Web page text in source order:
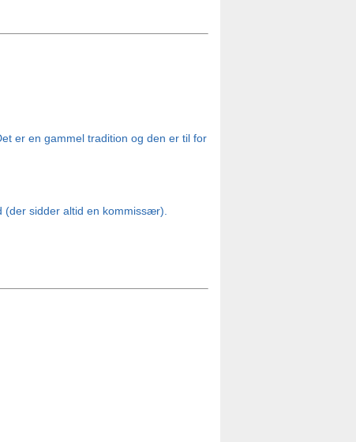
er en gammel tradition og den er til for
(der sidder altid en kommissær).